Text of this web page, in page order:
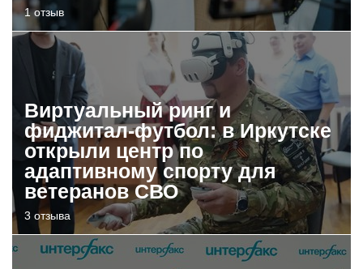
1 отзыв
Виртуальный ринг и
фиджитал-футбол: в Иркутске
открыли центр по
адаптивному спорту для
ветеранов СВО
3 отзыва